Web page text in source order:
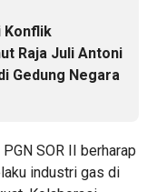
Konflik
Raja Juli Antoni
Gedung Negara
SOR II berharap
industri gas di